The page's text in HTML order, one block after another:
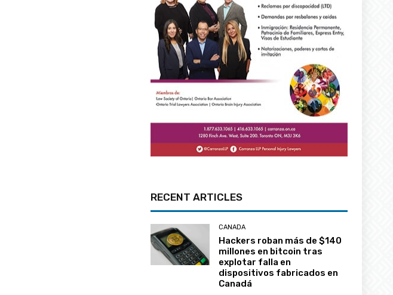
RECENT ARTICLES
CANADA
Hackers roban más de $140
millones en bitcoin tras
explotar falla en
dispositivos fabricados en
Canadá